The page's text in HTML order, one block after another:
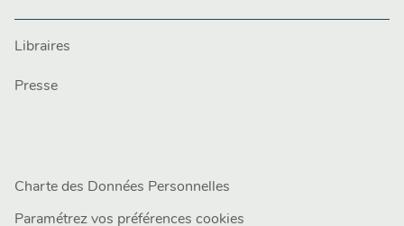
Libraires
Presse
Charte des Données Personnelles
Paramétrez vos préférences cookies